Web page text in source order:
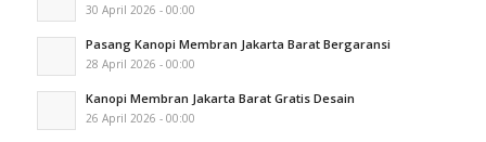
30 April 2026 - 00:00
Pasang Kanopi Membran Jakarta Barat Bergaransi
28 April 2026 - 00:00
Kanopi Membran Jakarta Barat Gratis Desain
26 April 2026 - 00:00